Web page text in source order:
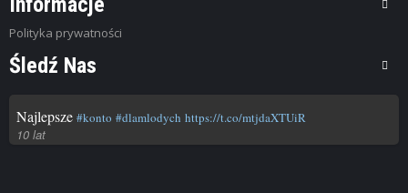
Polityka prywatności
Śledź Nas
Najlepsze #konto #dlamlodych https://t.co/mtjdaXTUiR
10 lat